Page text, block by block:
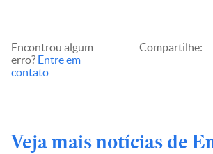
Encontrou algum
erro? Entre em
contato
Compartilhe:
Veja mais notícias de